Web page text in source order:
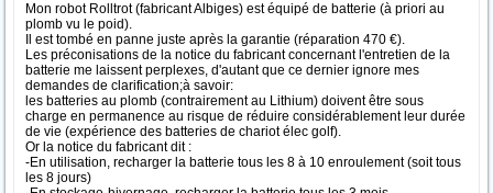
Mon robot Rolltrot (fabricant Albiges) est équipé de batterie (à priori au
plomb vu le poid).
Il est tombé en panne juste après la garantie (réparation 470 €).
Les préconisations de la notice du fabricant concernant l'entretien de la
batterie me laissent perplexes, d'autant que ce dernier ignore mes
demandes de clarification;à savoir:
les batteries au plomb (contrairement au Lithium) doivent être sous
charge en permanence au risque de réduire considérablement leur durée
de vie (expérience des batteries de chariot élec golf).
Or la notice du fabricant dit :
-En utilisation, recharger la batterie tous les 8 à 10 enroulement (soit tous
les 8 jours)